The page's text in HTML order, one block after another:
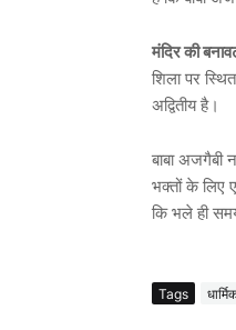
मंदिर की
शिला पर
अद्वितीय है।
बाबा अजगैबी
भक्तों के लिए
कि भले ही
Tags